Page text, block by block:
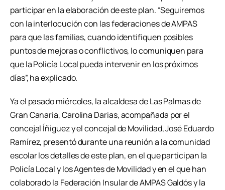
participar en la elaboración de este plan. “Seguiremos
con la interlocución con las federaciones de AMPAS
para que las familias, cuando identifiquen posibles
puntos de mejoras o conflictivos, lo comuniquen para
que la Policía Local pueda intervenir en los próximos
días”, ha explicado.
Ya el pasado miércoles, la alcaldesa de Las Palmas de
Gran Canaria, Carolina Darias, acompañada por el
concejal Íñiguez y el concejal de Movilidad, José Eduardo
Ramírez, presentó durante una reunión a la comunidad
escolar los detalles de este plan, en el que participan la
Policía Local y los Agentes de Movilidad y en el que han
colaborado la Federación Insular de AMPAS Galdós y la